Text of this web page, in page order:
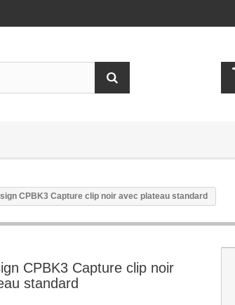
CPBK3 Capture clip noir avec plateau standard
CPBK3 Capture clip noir
standard